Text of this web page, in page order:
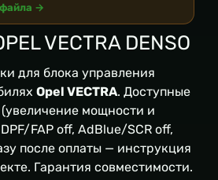
→
VECTRA DENSO
для блока управления
Opel VECTRA. Доступные
мощности и
FAP off, AdBlue/SCR off,
после оплаты — инструкция
Гарантия совместимости.